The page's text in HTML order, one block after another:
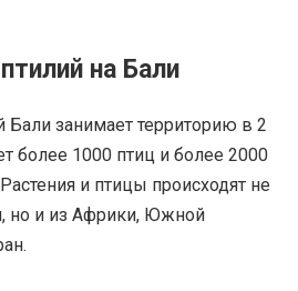
на Бали
Бали занимает территорию в 2
более 1000 птиц и более 2000
и птицы происходят не
но и из Африки, Южной